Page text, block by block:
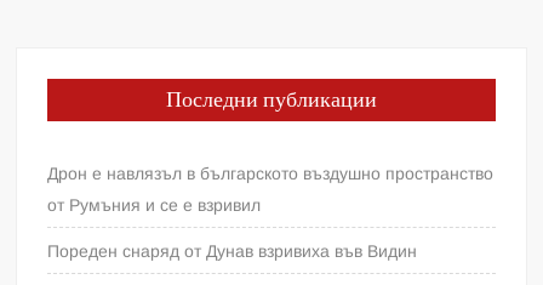
Последни публикации
Дрон е навлязъл в българското въздушно пространство
от Румъния и се е взривил
Пореден снаряд от Дунав взривиха във Видин